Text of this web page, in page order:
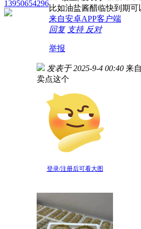
13950654296
比如油盐酱醋临快到期
来自安卓APP客户端
回复 支持 反对
举报
发表于 2025-9-4 00:40 来自
卖点这个
登录/注册后可看大图